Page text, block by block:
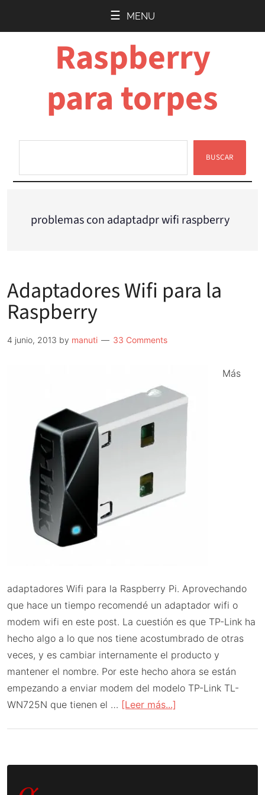
MENU
Raspberry
para torpes
BUSCAR
problemas con adaptadpr wifi raspberry
Adaptadores Wifi para la
Raspberry
4 junio, 2013 by manuti 33 Comments
Más
adaptadores Wifi para la Raspberry Pi. Aprovechando
que hace un tiempo recomendé un adaptador wifi o
modem wifi en este post. La cuestión es que TP-Link ha
hecho algo a lo que nos tiene acostumbrado de otras
veces, y es cambiar internamente el producto y
mantener el nombre. Por este hecho ahora se están
empezando a enviar modem del modelo TP-Link TL-
WN725N que tienen el … [Leer más...]
Barra